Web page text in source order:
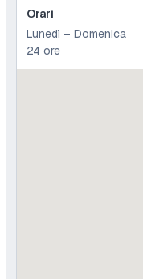
Orari
Lunedì – Domenica
24 ore